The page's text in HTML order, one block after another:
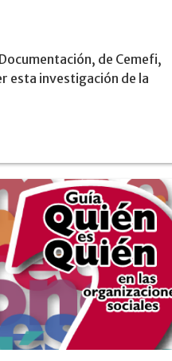
de Cemefi,
esta investigación de la